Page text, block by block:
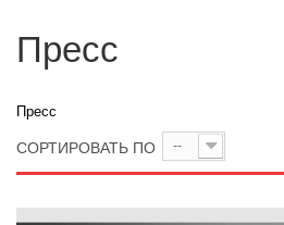
Пресс
Пресс
СОРТИРОВАТЬ ПО --